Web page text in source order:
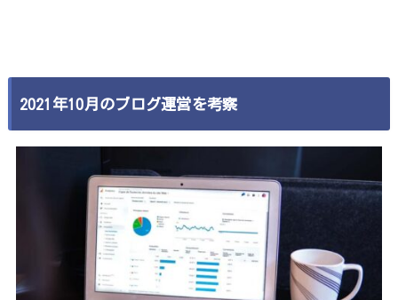
2021年10月のブログ運営を考察